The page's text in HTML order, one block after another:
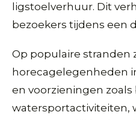
ligstoelverhuur. Dit
bezoekers tijdens een
Op populaire stranden
horecagelegenheden
en voorzieningen
watersportactiviteiten,